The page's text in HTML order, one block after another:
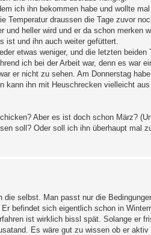
ich ihn bekommen habe und wollte
Temperatur draussen die Tage zuvor
und heller wird und er da schon merken
ist und ihn auch weiter gefüttert.
etwas weniger, und die letzten
ich bei der Arbeit war, denn es war
er nicht zu sehen. Am Donnerstag
kann ihn mit Heuschrecken vielleicht
Aber es ist doch schon März?
soll? Oder soll ich ihn überhaupt mal
selbst. Man passt nur die
befindet sich eigentlich schon in
ist wirklich bissl spät. Solange er
Es wäre gut zu wissen ob er